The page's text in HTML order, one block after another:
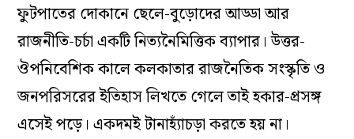
ফুটপাতের দোকানে ছেলে-বুড়োদের আড্ডা আর
রাজনীতি-চর্চা একটি নিত্যনৈমিত্তিক ব্যাপার। উত্তর-
ঔপনিবেশিক কালে কলকাতার রাজনৈতিক সংস্কৃতি ও
জনপরিসরের ইতিহাস লিখতে গেলে তাই হকার-প্রসঙ্গ
এসেই পড়ে। একদমই টানাহ্যাঁচড়া করতে হয় না।